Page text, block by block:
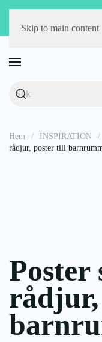
Skip to main content
Hem INSPIRATION
rådjur, poster till
Poster